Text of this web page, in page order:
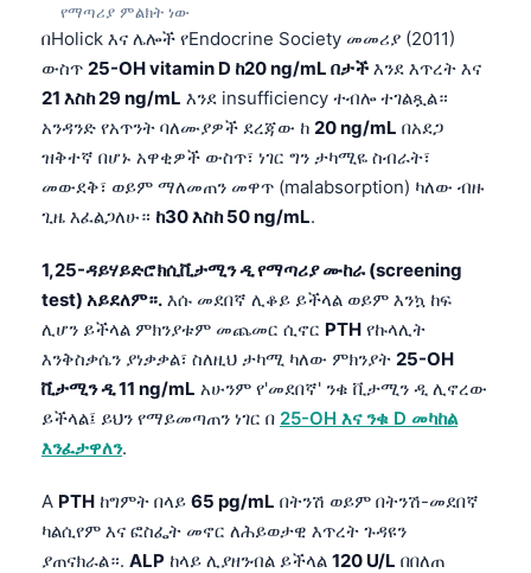
የማጣሪያ ምልክት ነው
በHolick እና ሌሎች የEndocrine Society መመሪያ (2011)
ውስጥ 25-OH vitamin D ከ20 ng/mL በታች እንደ እጥረት እና
21 እስከ 29 ng/mL እንደ insufficiency ተብሎ ተገልጿል።
አንዳንድ የአጥንት ባለሙያዎች ደረጃው ከ 20 ng/mL በአደጋ
ዝቅተኛ በሆኑ አዋቂዎች ውስጥ፣ ነገር ግን ታካሚዬ ስብራት፣
መውደቅ፣ ወይም ማለመጠን መዋጥ (malabsorption) ካለው ብዙ
ጊዜ እፈልጋለሁ። ከ30 እስከ 50 ng/mL.
1,25-ዳይሃይድሮክሲቪታሚን ዲ የማጣሪያ ሙከራ (screening
test) አይደለም።. እሱ መደበኛ ሊቆይ ይችላል ወይም እንኳ ከፍ
ሊሆን ይችላል ምክንያቱም መጨመር ሲኖር PTH የኩላሊት
እንቅስቃሴን ያነቃቃል፣ ስለዚህ ታካሚ ካለው ምክንያት 25-OH
ቪታሚን ዲ 11 ng/mL አሁንም የ'መደበኛ' ንቁ ቪታሚን ዲ ሊኖረው
ይችላል፤ ይህን የማይመጣጠን ነገር በ 25-OH እና ንቁ D መካከል
እንፈታዋለን.
A PTH ከግምት በላይ 65 pg/mL በትንሽ ወይም በትንሽ-መደበኛ
ካልሲየም እና ፎስፌት መኖር ለሕይወታዊ እጥረት ጉዳዩን
ያጠናክራል።. ALP ከላይ ሊያዘንብል ይችላል 120 U/L በበለጠ